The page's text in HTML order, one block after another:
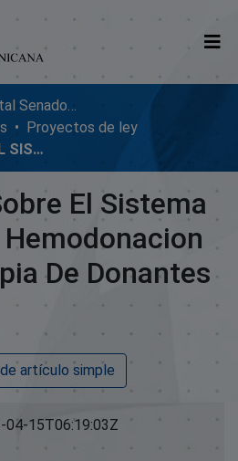
Repositorio Digital SenadoRD
Proyectos de ley
00136 LEY SOBRE EL SISTEMA NACIONAL DE HEMODONACION Y HEMOTERAPIA DE DONANTES DE SANGRE
El Sistema
De Donantes
artículo simple
04-15T06:19:03Z